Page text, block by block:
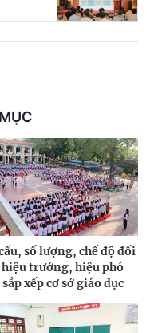
số lượng, chế độ đối
trưởng, hiệu phó
xếp cơ sở giáo dục